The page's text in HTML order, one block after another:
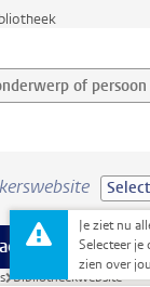
of persoon
Je ziet nu
Selecteer
zien over
pagina’s meer
Bibliotheekwebsite